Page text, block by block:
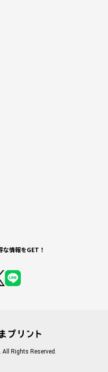
情報をGET！
All Rights Reserved.